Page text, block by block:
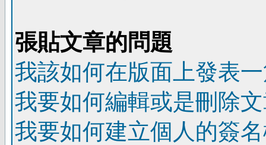
張貼文章的問題
我該如何在版面上發表
我要如何編輯或是刪除
我要如何建立個人的簽